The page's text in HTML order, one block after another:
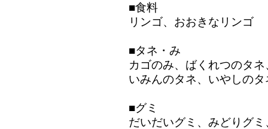
■食料
リンゴ、おおきなリンゴ
■タネ・み
カゴのみ、ばくれつのタ
いみんのタネ、いやしのタ
■グミ
だいだいグミ、みどりグ